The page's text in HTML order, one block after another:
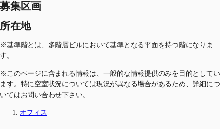
募集区画
所在地
※基準階とは、多階層ビルにおいて基準となる平面を持つ階になりま
す。
※このページに含まれる情報は、一般的な情報提供のみを目的としてい
ます。特に空室状況については現況が異なる場合があるため、詳細につ
いてはお問い合わせ下さい。
オフィス